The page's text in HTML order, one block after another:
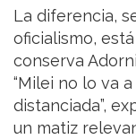
La diferencia,
oficialismo,
conserva
“Milei no lo va
distanciada”,
un matiz